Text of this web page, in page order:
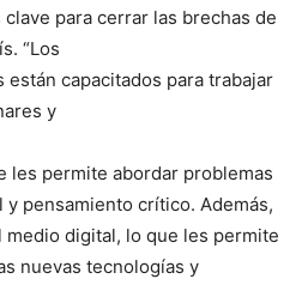
para cerrar las brechas de
“Los
capacitados para trabajar
y
les permite abordar problemas
pensamiento crítico. Además,
digital, lo que les permite
nuevas tecnologías y